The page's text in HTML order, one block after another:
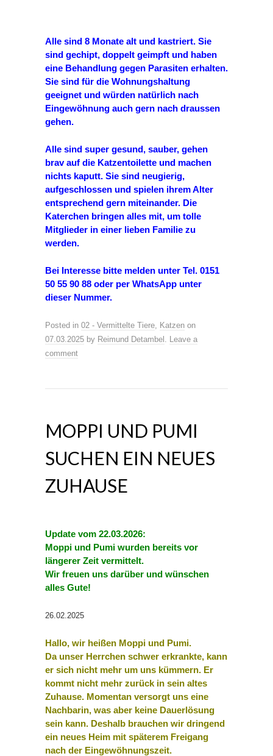
Alle sind 8 Monate alt und kastriert. Sie
sind gechipt, doppelt geimpft und haben
eine Behandlung gegen Parasiten erhalten.
Sie sind für die Wohnungshaltung
geeignet und würden natürlich nach
Eingewöhnung auch gern nach draussen
gehen.
Alle sind super gesund, sauber, gehen
brav auf die Katzentoilette und machen
nichts kaputt. Sie sind neugierig,
aufgeschlossen und spielen ihrem Alter
entsprechend gern miteinander. Die
Katerchen bringen alles mit, um tolle
Mitglieder in einer lieben Familie zu
werden.
Bei Interesse bitte melden unter Tel. 0151
50 55 90 88 oder per WhatsApp unter
dieser Nummer.
Posted in 02 - Vermittelte Tiere, Katzen on
07.03.2025 by Reimund Detambel . Leave a
comment
MOPPI UND PUMI
SUCHEN EIN NEUES
ZUHAUSE
Update vom 22.03.2026:
Moppi und Pumi wurden bereits vor
längerer Zeit vermittelt.
Wir freuen uns darüber und wünschen
alles Gute!
26.02.2025
Hallo, wir heißen Moppi und Pumi.
Da unser Herrchen schwer erkrankte, kann
er sich nicht mehr um uns kümmern. Er
kommt nicht mehr zurück in sein altes
Zuhause. Momentan versorgt uns eine
Nachbarin, was aber keine Dauerlösung
sein kann. Deshalb brauchen wir dringend
ein neues Heim mit späterem Freigang
nach der Eingewöhnungszeit.